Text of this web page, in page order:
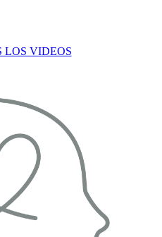
LOS VIDEOS